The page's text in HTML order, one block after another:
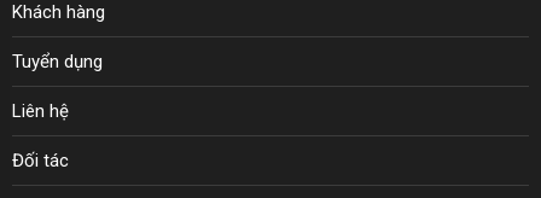
Khách hàng
Tuyển dụng
Liên hệ
Đối tác